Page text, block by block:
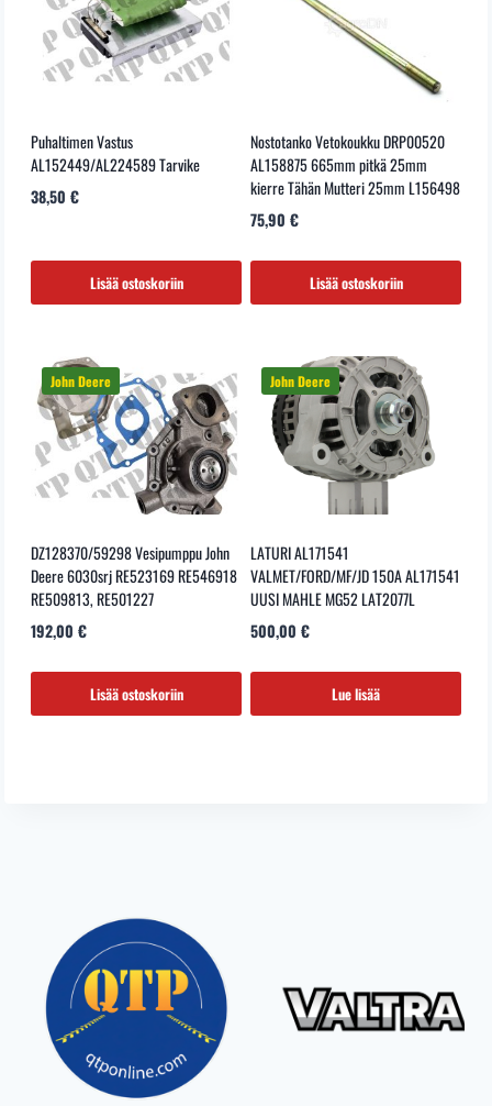
Puhaltimen Vastus
AL152449/AL224589 Tarvike
38,50 €
Lisää ostoskoriin
Nostotanko Vetokoukku DRP00520
AL158875 665mm pitkä 25mm
kierre Tähän Mutteri 25mm L156498
75,90 €
Lisää ostoskoriin
DZ128370/59298 Vesipumppu John
Deere 6030srj RE523169 RE546918
RE509813, RE501227
192,00 €
Lisää ostoskoriin
LATURI AL171541
VALMET/FORD/MF/JD 150A AL171541
UUSI MAHLE MG52 LAT2077L
500,00 €
Lue lisää